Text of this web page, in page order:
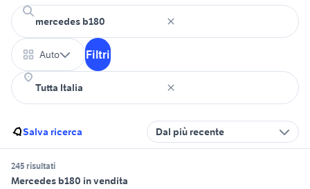
Auto Filtri
Salva ricerca Dal più recente
245 risultati
Mercedes b180 in vendita